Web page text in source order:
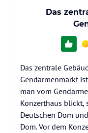
Das
Das zentrale
Gendarmenmarkt
man vom
Konzerthaus blickt,
Deutschen Dom
Dom. Vor dem